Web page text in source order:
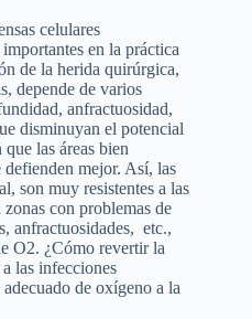
celulares
en la práctica
de la herida quirúrgica,
depende de varios
anfractuosidad,
disminuyan el potencial
las áreas bien
defienden mejor. Así, las
son muy resistentes a las
con problemas de
anfractuosidades, etc.,
O2. ¿Cómo revertir la
las infecciones
de oxígeno a la